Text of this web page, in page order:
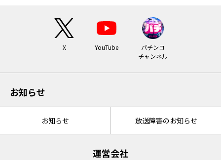
X YouTube
パチンコ
チャンネル
お知らせ
お知らせ 放送障害のお知らせ
運営会社